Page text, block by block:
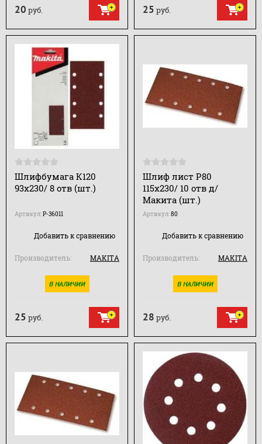
20 руб. 25 руб.
Шлифбумага К120
93х230/ 8 отв (шт.)
Артикул:P-36011
Добавить к сравнению
Производитель: MAKITA
В НАЛИЧИИ
25 руб.
Шлиф лист Р80
115х230/ 10 отв д/
Макита (шт.)
Артикул:80
Добавить к сравнению
Производитель: MAKITA
В НАЛИЧИИ
28 руб.